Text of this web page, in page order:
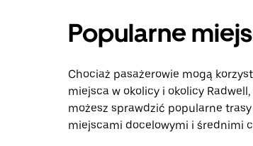
Popularne
Chociaż pasażerowie mogą
miejsca w okolicy i okolicy
możesz sprawdzić popularne
miejscami docelowymi i średnimi